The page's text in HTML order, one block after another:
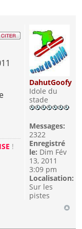
!
DahutGoofy
Idole du
stade
Messages:
2322
Enregistré
le: Dim Fév
13, 2011
3:09 pm
Localisation:
Sur les
pistes